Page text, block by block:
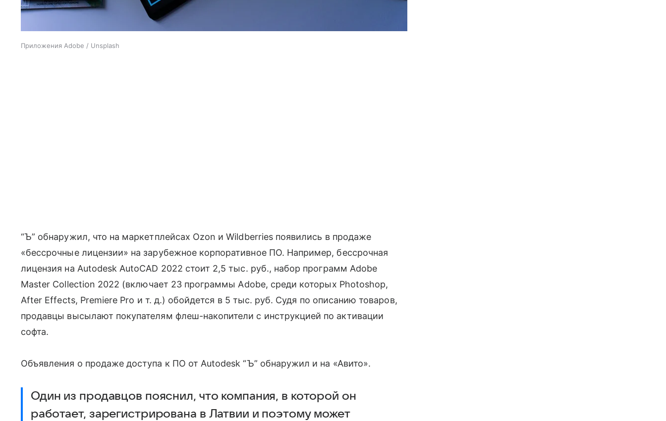
Приложения Adobe / Unsplash
“Ъ” обнаружил, что на маркетплейсах Ozon и Wildberries появились в продаже
«бессрочные лицензии» на зарубежное корпоративное ПО. Например, бессрочная
лицензия на Autodesk AutoCAD 2022 стоит 2,5 тыс. руб., набор программ Adobe
Master Collection 2022 (включает 23 программы Adobe, среди которых Photoshop,
After Effects, Premiere Pro и т. д.) обойдется в 5 тыс. руб. Судя по описанию товаров,
продавцы высылают покупателям флеш-накопители с инструкцией по активации
софта.
Объявления о продаже доступа к ПО от Autodesk “Ъ” обнаружил и на «Авито».
Один из продавцов пояснил, что компания, в которой он
работает, зарегистрирована в Латвии и поэтому может